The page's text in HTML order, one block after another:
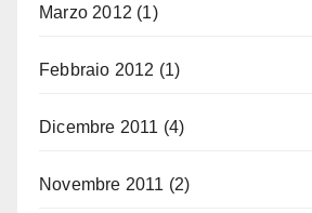
Marzo 2012 (1)
Febbraio 2012 (1)
Dicembre 2011 (4)
Novembre 2011 (2)